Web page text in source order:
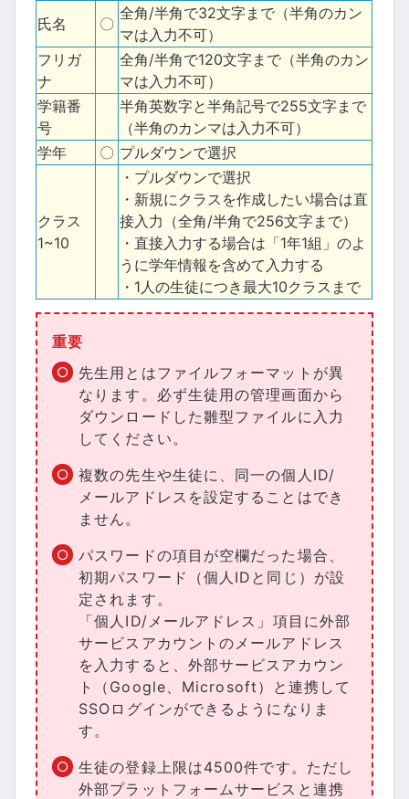
氏名
〇
全角/半角で32文字まで（半角のカン
マは入力不可）
フリガ
ナ
全角/半角で120文字まで（半角のカン
マは入力不可）
学籍番
号
半角英数字と半角記号で255文字まで
（半角のカンマは入力不可）
学年
〇 プルダウンで選択
クラス
1~10
・プルダウンで選択
・新規にクラスを作成したい場合は直
接入力（全角/半角で256文字まで）
・直接入力する場合は「1年1組」のよ
うに学年情報を含めて入力する
・1人の生徒につき最大10クラスまで
重要
先生用とはファイルフォーマットが異
なります。必ず生徒用の管理画面から
ダウンロードした雛型ファイルに入力
してください。
複数の先生や生徒に、同一の個人ID/
メールアドレスを設定することはでき
ません。
パスワードの項目が空欄だった場合、
初期パスワード（個人IDと同じ）が設
定されます。
「個人ID/メールアドレス」項目に外部
サービスアカウントのメールアドレス
を入力すると、外部サービスアカウン
ト（Google、Microsoft）と連携して
SSOログインができるようになりま
す。
生徒の登録上限は4500件です。ただし
外部プラットフォームサービスと連携